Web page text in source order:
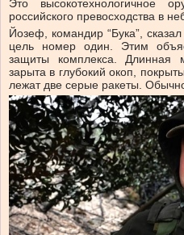
Это высокотехнологичное
российского превосходства в
Йозеф, командир “Бука”,
цель номер один. Этим
защиты комплекса.
зарыта в глубокий окоп,
лежат две серые ракеты. Обычно